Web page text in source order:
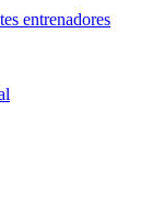
entrenadores